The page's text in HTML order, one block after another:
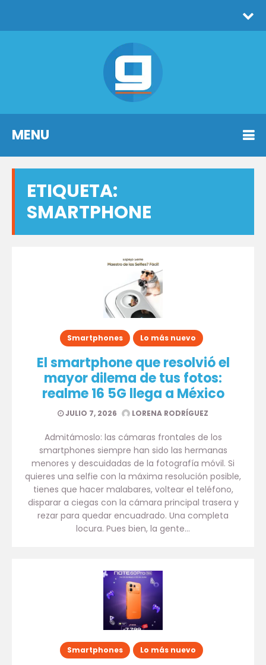
MENU
ETIQUETA:
SMARTPHONE
Smartphones Lo más nuevo
El smartphone que resolvió el
mayor dilema de tus fotos:
realme 16 5G llega a México
JULIO 7, 2026 LORENA RODRÍGUEZ
Admitámoslo: las cámaras frontales de los
smartphones siempre han sido las hermanas
menores y descuidadas de la fotografía móvil. Si
quieres una selfie con la máxima resolución posible,
tienes que hacer malabares, voltear el teléfono,
disparar a ciegas con la cámara principal trasera y
rezar para quedar encuadrado. Una completa
locura. Pues bien, la gente…
Smartphones Lo más nuevo